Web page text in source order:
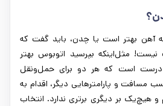
آهن بهتر است یا چدن، باید گفت که
مثل‌اینکه بپرسید اتوبوس بهتر
است که هر دو برای حمل‌ونقل
مسافت و پارامترهایی دیگر، اقدام به
هیچ‌یک بر دیگری برتری ندارد. انتخاب